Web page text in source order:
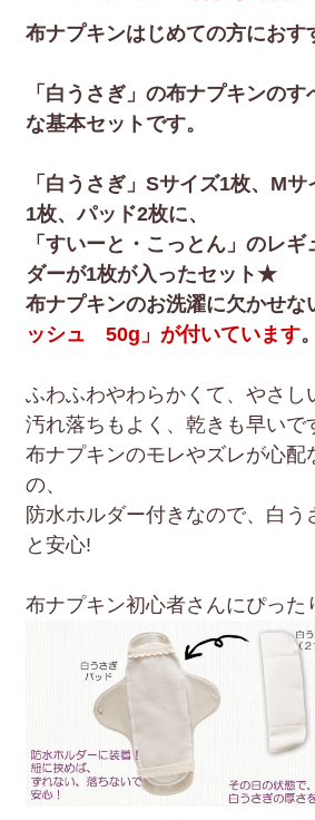
布ナプキンはじめての方におす
「白うさぎ」の布ナプキンの
な基本セットです。
「白うさぎ」Sサイズ1枚、M
1枚、パッド2枚に、
「すいーと・こっとん」のレ
ダーが1枚が入ったセット★
布ナプキンのお洗濯に欠かせな
ッシュ 50g」が付いています。
ふわふわやわらかくて、やさし
汚れ落ちもよく、乾きも早いで
布ナプキンのモレやズレが心配
の、
防水ホルダー付きなので、白う
と安心!
布ナプキン初心者さんにぴった